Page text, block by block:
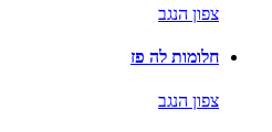
צפון הנגב
חלומות לה פז
צפון הנגב